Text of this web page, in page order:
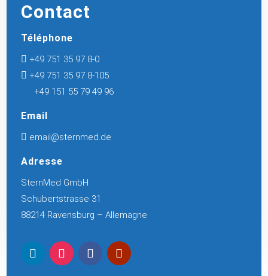
Contact
Téléphone
 +49 751 35 97 8-0
 +49 751 35 97 8-105
+49 151 55 79 49 96
Email
 email@sternmed.de
Adresse
SternMed GmbH
Schubertstrasse 31
88214 Ravensburg – Allemagne